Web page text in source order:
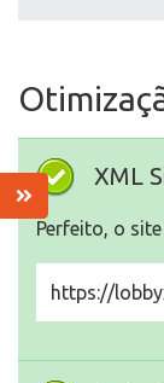
XML
Perfeito, o
https://